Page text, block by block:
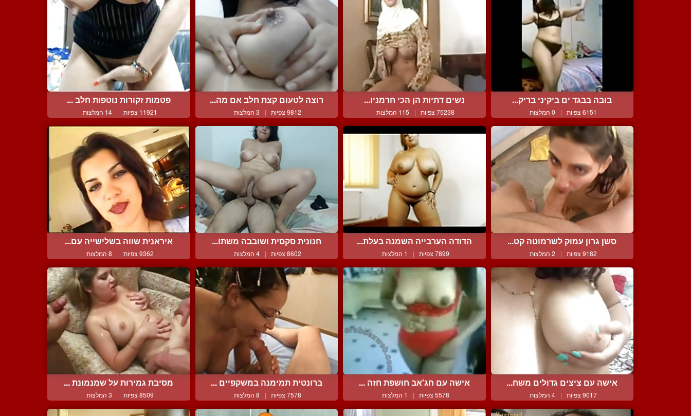
בובה בבגד ים ביקיני בריק...
6151 צפיות | 0 המלצות
נשים דתיות הן הכי חרמניו...
75238 צפיות | 115 המלצות
רוצה לטעום קצת חלב אם מה...
9812 צפיות | 3 המלצות
פטמות זקורות נוטפות חלב ...
11921 צפיות | 14 המלצות
סשן גרון עמוק לשרמוטה קט...
9182 צפיות | 2 המלצות
הדודה הערבייה השמנה בעלת...
7899 צפיות | 1 המלצות
חנונית סקסית ושובבה משתו...
8602 צפיות | 4 המלצות
איראנית שווה בשלישייה עם...
9362 צפיות | 8 המלצות
אישה עם ציצים גדולים משח...
9017 צפיות | 4 המלצות
אישה עם חג'אב חושפת חזה ...
5578 צפיות | 1 המלצות
ברונטית תמימנה במשקפיים ...
7578 צפיות | 8 המלצות
מסיבת גמירות על שמנמונת ...
8509 צפיות | 3 המלצות